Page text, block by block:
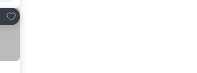
Ajouter à mes favoris